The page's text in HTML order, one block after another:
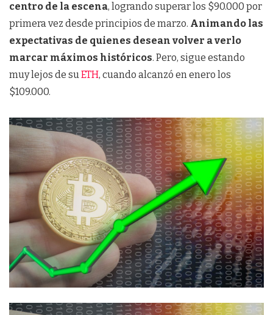
centro de la escena, logrando superar los $90.000 por
primera vez desde principios de marzo. Animando las
expectativas de quienes desean volver a verlo
marcar máximos históricos. Pero, sigue estando
muy lejos de suETH, cuando alcanzó en enero los
$109.000.